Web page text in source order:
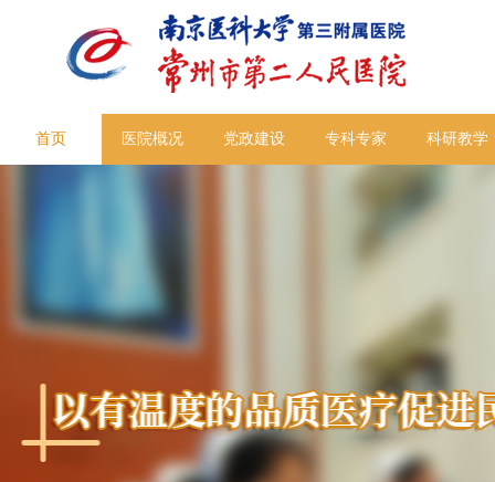
首页 医院概况 党政建设 专科专家 科研教学